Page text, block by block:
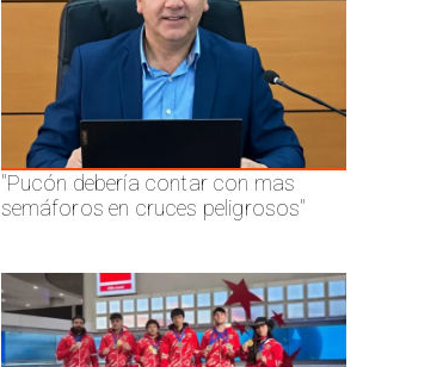
"Pucón debería contar con mas
semáforos en cruces peligrosos"